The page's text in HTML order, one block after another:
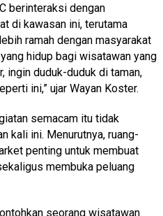
berinteraksi dengan
di kawasan ini, terutama
ramah dengan masyarakat
hidup bagi wisatawan yang
ingin duduk-duduk di taman,
ini,” ujar Wayan Koster.
semacam itu tidak
kali ini. Menurutnya, ruang-
penting untuk membuat
membuka peluang
seorang wisatawan